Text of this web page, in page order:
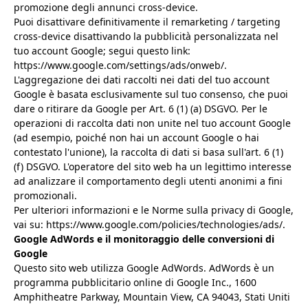
promozione degli annunci cross-device.
Puoi disattivare definitivamente il remarketing / targeting
cross-device disattivando la pubblicità personalizzata nel
tuo account Google; segui questo link:
https://www.google.com/settings/ads/onweb/.
L'aggregazione dei dati raccolti nei dati del tuo account
Google è basata esclusivamente sul tuo consenso, che puoi
dare o ritirare da Google per Art. 6 (1) (a) DSGVO. Per le
operazioni di raccolta dati non unite nel tuo account Google
(ad esempio, poiché non hai un account Google o hai
contestato l'unione), la raccolta di dati si basa sull'art. 6 (1)
(f) DSGVO. L'operatore del sito web ha un legittimo interesse
ad analizzare il comportamento degli utenti anonimi a fini
promozionali.
Per ulteriori informazioni e le Norme sulla privacy di Google,
vai su: https://www.google.com/policies/technologies/ads/.
Google AdWords e il monitoraggio delle conversioni di
Google
Questo sito web utilizza Google AdWords. AdWords è un
programma pubblicitario online di Google Inc., 1600
Amphitheatre Parkway, Mountain View, CA 94043, Stati Uniti